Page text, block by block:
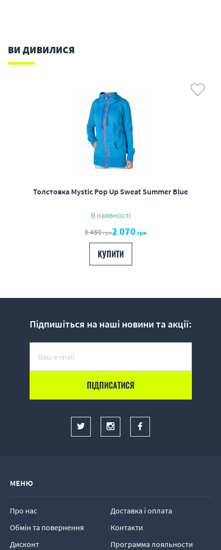
ВИ ДИВИЛИСЯ
Толстовка Mystic Pop Up Sweat Summer Blue
В наявності
3 450грн2 070 грн
КУПИТИ
Підпишіться на наші новини та акції:
МЕНЮ
Про нас
Доставка і оплата
Обмін та повернення
Контакти
Дисконт
Программа лояльности